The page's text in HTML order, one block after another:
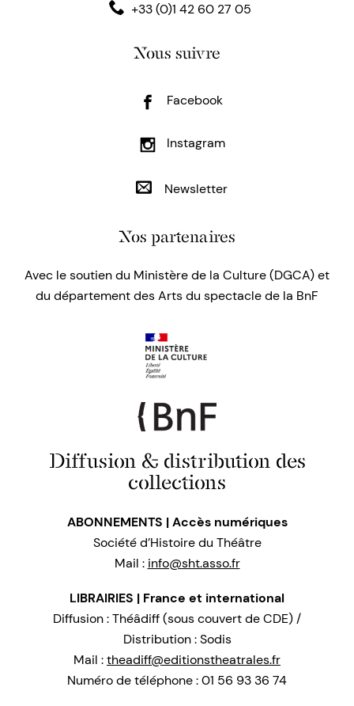
+33 (0)1 42 60 27 05
Nous suivre
Facebook
Instagram
Newsletter
Nos partenaires
Avec le soutien du Ministère de la Culture (DGCA) et
du département des Arts du spectacle de la BnF
Diffusion & distribution des
collections
ABONNEMENTS | Accès numériques
Société d’Histoire du Théâtre
Mail : info@sht.asso.fr
LIBRAIRIES | France et international
Diffusion : Théâdiff (sous couvert de CDE) /
Distribution : Sodis
Mail :theadiff@editionstheatrales.fr
Numéro de téléphone : 01 56 93 36 74